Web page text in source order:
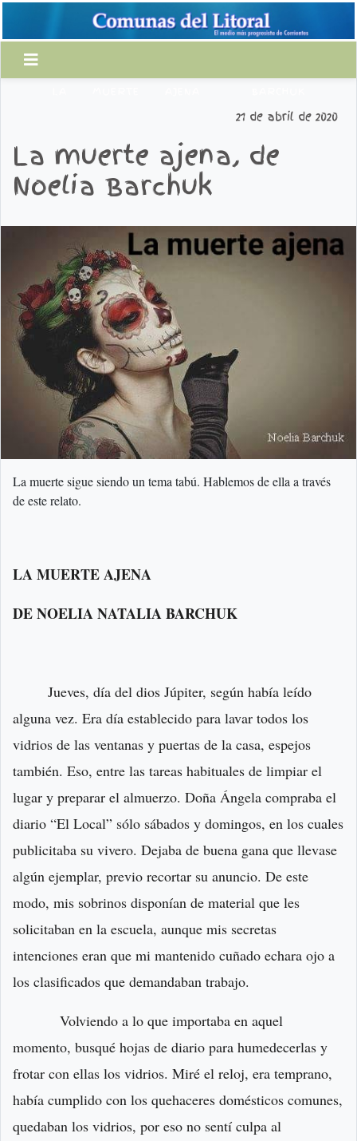
21 de abril de 2020
La muerte ajena, de
Noelia Barchuk
La muerte sigue siendo un tema tabú. Hablemos de ella a través
de este relato.
LA MUERTE AJENA
DE NOELIA NATALIA BARCHUK
Jueves, día del dios Júpiter, según había leído
alguna vez. Era día establecido para lavar todos los
vidrios de las ventanas y puertas de la casa, espejos
también. Eso, entre las tareas habituales de limpiar el
lugar y preparar el almuerzo. Doña Ángela compraba el
diario “El Local” sólo sábados y domingos, en los cuales
publicitaba su vivero. Dejaba de buena gana que llevase
algún ejemplar, previo recortar su anuncio. De este
modo, mis sobrinos disponían de material que les
solicitaban en la escuela, aunque mis secretas
intenciones eran que mi mantenido cuñado echara ojo a
los clasificados que demandaban trabajo.
Volviendo a lo que importaba en aquel
momento, busqué hojas de diario para humedecerlas y
frotar con ellas los vidrios. Miré el reloj, era temprano,
había cumplido con los quehaceres domésticos comunes,
quedaban los vidrios, por eso no sentí culpa al